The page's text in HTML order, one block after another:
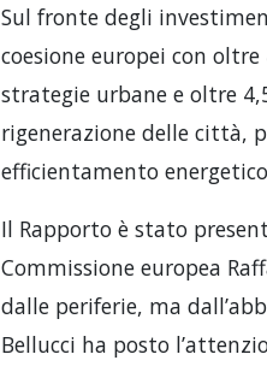
Sul fronte degli
coesione europei con
strategie urbane e oltre
rigenerazione delle città,
efficientamento
Il Rapporto è stato
Commissione europea
dalle periferie, ma
Bellucci ha posto